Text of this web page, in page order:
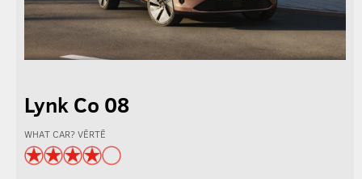
Lynk Co 08
WHAT CAR? VĒRTĒ